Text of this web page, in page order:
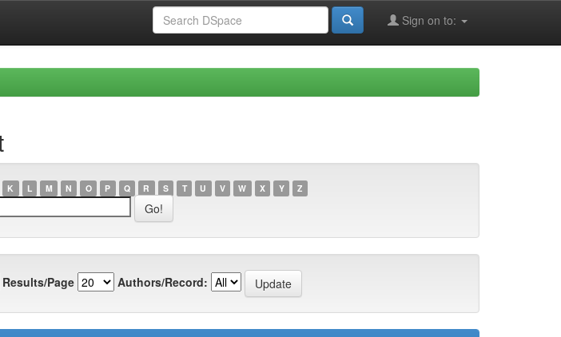
Sign on to:
K L M N O P Q R S T U V W X Y Z
Results/Page Authors/Record: